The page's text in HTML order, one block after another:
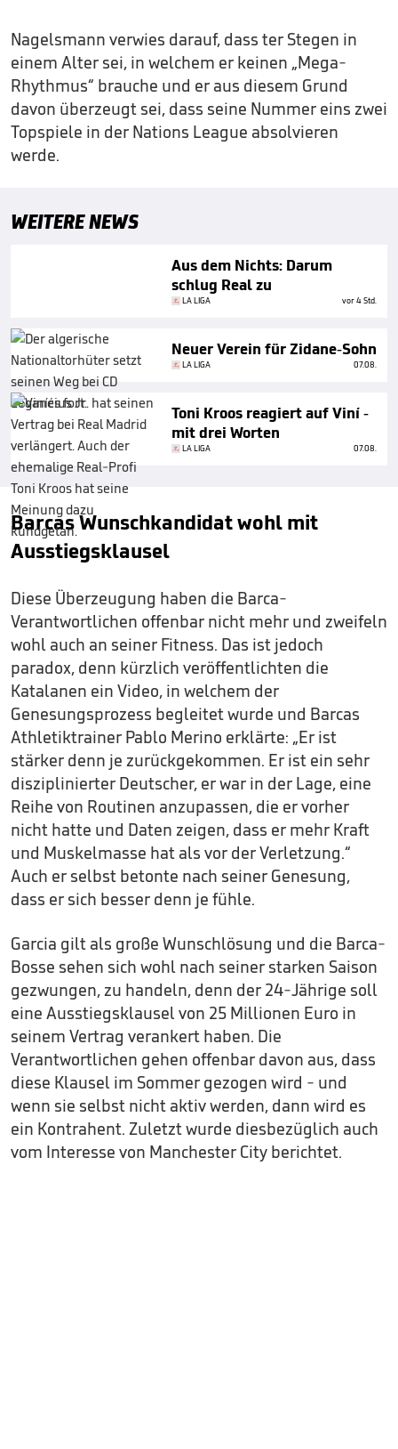
Nagelsmann verwies darauf, dass ter Stegen in
einem Alter sei, in welchem er keinen „Mega-
Rhythmus“ brauche und er aus diesem Grund
davon überzeugt sei, dass seine Nummer eins zwei
Topspiele in der Nations League absolvieren
werde.
WEITERE NEWS
Aus dem Nichts: Darum
schlug Real zu
LA LIGA vor 4 Std.
Neuer Verein für Zidane-Sohn
LA LIGA 07.08.
Toni Kroos reagiert auf Viní -
mit drei Worten
LA LIGA 07.08.
Barcas Wunschkandidat wohl mit
Ausstiegsklausel
Diese Überzeugung haben die Barca-
Verantwortlichen offenbar nicht mehr und zweifeln
wohl auch an seiner Fitness. Das ist jedoch
paradox, denn kürzlich veröffentlichten die
Katalanen ein Video, in welchem der
Genesungsprozess begleitet wurde und Barcas
Athletiktrainer Pablo Merino erklärte: „Er ist
stärker denn je zurückgekommen. Er ist ein sehr
disziplinierter Deutscher, er war in der Lage, eine
Reihe von Routinen anzupassen, die er vorher
nicht hatte und Daten zeigen, dass er mehr Kraft
und Muskelmasse hat als vor der Verletzung.“
Auch er selbst betonte nach seiner Genesung,
dass er sich besser denn je fühle.
Garcia gilt als große Wunschlösung und die Barca-
Bosse sehen sich wohl nach seiner starken Saison
gezwungen, zu handeln, denn der 24-Jährige soll
eine Ausstiegsklausel von 25 Millionen Euro in
seinem Vertrag verankert haben. Die
Verantwortlichen gehen offenbar davon aus, dass
diese Klausel im Sommer gezogen wird - und
wenn sie selbst nicht aktiv werden, dann wird es
ein Kontrahent. Zuletzt wurde diesbezüglich auch
vom Interesse von Manchester City berichtet.